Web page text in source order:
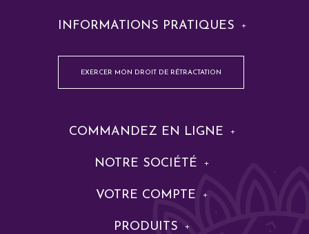
INFORMATIONS PRATIQUES
EXERCER MON DROIT DE RÉTRACTATION
COMMANDEZ EN LIGNE
NOTRE SOCIÉTÉ
VOTRE COMPTE
PRODUITS